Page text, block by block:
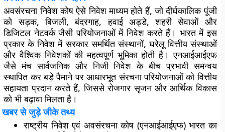
अवसंरचना निवेश कोष ऐसे निवेश माध्यम होते हैं, जो दीर्घकालिक पूंजी
को सड़क, बिजली, बंदरगाह, हवाई अड्डे, शहरी सेवाओं और
डिजिटल नेटवर्क जैसी परियोजनाओं में निवेश करते हैं। भारत में इस
प्रकार के निवेश में सरकार समर्थित संस्थानों, घरेलू वित्तीय संस्थाओं
और वैश्विक निवेशकों की महत्वपूर्ण भूमिका होती है। एनआईआईएफ
जैसे मंच सार्वजनिक और निजी निवेश के बीच प्रभावी समन्वय
स्थापित कर बड़े पैमाने पर आधारभूत संरचना परियोजनाओं को वित्तीय
सहायता प्रदान करते हैं, जिससे रोजगार सृजन और आर्थिक विकास
को भी बढ़ावा मिलता है।
खबर से जुड़े जीके तथ्य
राष्ट्रीय निवेश एवं अवसंरचना कोष (एनआईआईएफ) भारत का